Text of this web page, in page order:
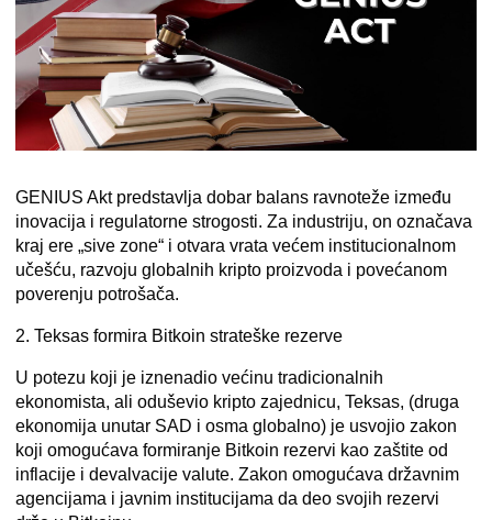
GENIUS Akt predstavlja dobar balans ravnoteže između
inovacija i regulatorne strogosti. Za industriju, on označava
kraj ere „sive zone“ i otvara vrata većem institucionalnom
učešću, razvoju globalnih kripto proizvoda i povećanom
poverenju potrošača.
2. Teksas formira Bitkoin strateške rezerve
U potezu koji je iznenadio većinu tradicionalnih
ekonomista, ali oduševio kripto zajednicu, Teksas, (druga
ekonomija unutar SAD i osma globalno) je usvojio zakon
koji omogućava formiranje Bitkoin rezervi kao zaštite od
inflacije i devalvacije valute. Zakon omogućava državnim
agencijama i javnim institucijama da deo svojih rezervi